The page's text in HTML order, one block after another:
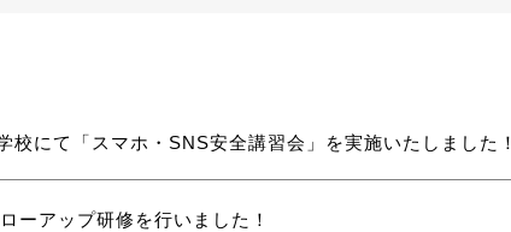
校にて「スマホ・SNS安全講習会」を実施いたしました！
ーアップ研修を行いました！